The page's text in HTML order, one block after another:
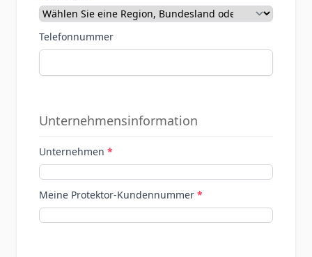
Telefonnummer
Unternehmensinformation
Unternehmen
Meine Protektor-Kundennummer